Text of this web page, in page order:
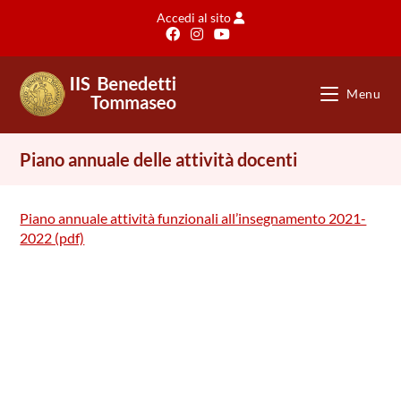
Accedi al sito
Menu
Piano annuale delle attività docenti
Piano annuale attività funzionali all’insegnamento 2021-
2022 (pdf)